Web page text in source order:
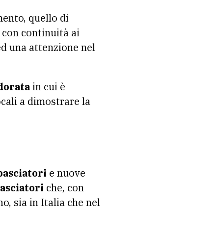
quello di
continuità ai
una attenzione nel
in cui è
a dimostrare la
e nuove
che, con
sia in Italia che nel